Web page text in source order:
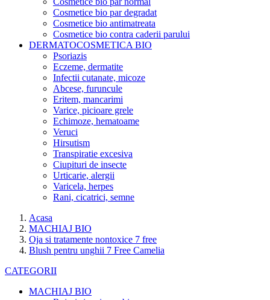
Cosmetice bio par degradat
Cosmetice bio antimatreata
Cosmetice bio contra caderii parului
DERMATOCOSMETICA BIO
Psoriazis
Eczeme, dermatite
Infectii cutanate, micoze
Abcese, furuncule
Eritem, mancarimi
Varice, picioare grele
Echimoze, hematoame
Veruci
Hirsutism
Transpiratie excesiva
Ciupituri de insecte
Urticarie, alergii
Varicela, herpes
Rani, cicatrici, semne
Acasa
MACHIAJ BIO
Oja si tratamente nontoxice 7 free
Blush pentru unghii 7 Free Camelia
CATEGORII
MACHIAJ BIO